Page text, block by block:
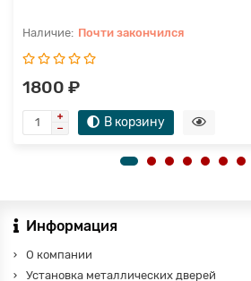
Почти закончился
1800 ₽
В корзину
Информация
О компании
Установка металлических дверей